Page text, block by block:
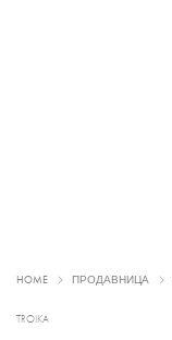
HOME ПРОДАВНИЦА
TROIKA